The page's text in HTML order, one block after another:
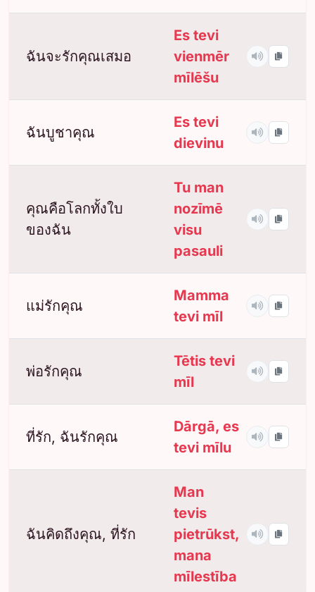
ฉันจะรักคุณเสมอ
Es tevi
vienmēr
mīlēšu
ฉันบูชาคุณ
Es tevi
dievinu
คุณคือโลกทั้งใบ
ของฉัน
Tu man
nozīmē
visu
pasauli
แม่รักคุณ
Mamma
tevi mīl
พ่อรักคุณ
Tētis tevi
mīl
ที่รัก, ฉันรักคุณ
Dārgā, es
tevi mīlu
ฉันคิดถึงคุณ, ที่รัก
Man
tevis
pietrūkst,
mana
mīlestība